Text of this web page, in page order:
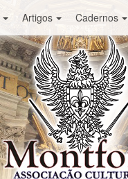
Artigos Cadernos